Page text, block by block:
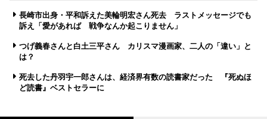
長崎市出身・平和訴えた美輪明宏さん死去 ラストメッセージでも
訴え「愛があれば 戦争なんか起こりません」
つげ義春さんと白土三平さん カリスマ漫画家、二人の「違い」と
は？
死去した丹羽宇一郎さんは、経済界有数の読書家だった 『死ぬほ
ど読書』ベストセラーに